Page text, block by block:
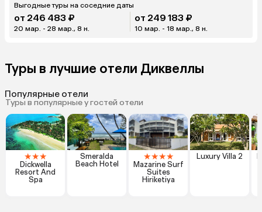
Выгодные туры на соседние даты
от 246 483 ₽
20 мар. - 28 мар., 8 н.
от 249 183 ₽
10 мар. - 18 мар., 8 н.
Туры в лучшие отели Диквеллы
Популярные отели
Туры в популярные у гостей отели
★★★
Dickwella
Resort And
Spa
Smeralda
Beach Hotel
★★★★
Mazarine Surf
Suites
Hiriketiya
Luxury Villa 2